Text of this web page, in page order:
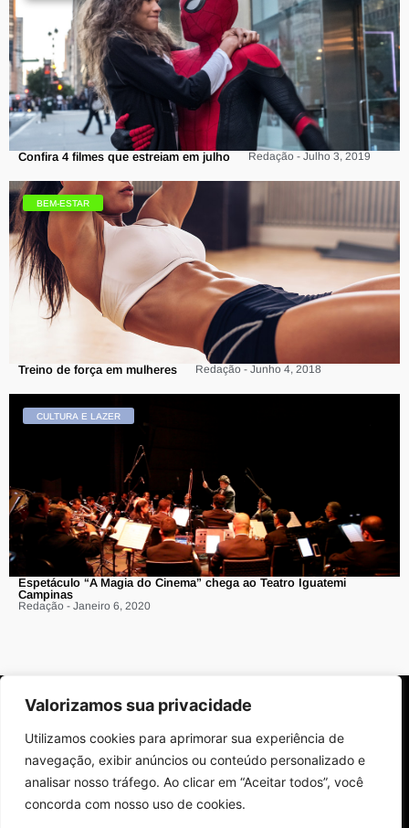
Valorizamos sua privacidade
Utilizamos cookies para aprimorar sua experiência de
navegação, exibir anúncios ou conteúdo personalizado e
analisar nosso tráfego. Ao clicar em “Aceitar todos”, você
concorda com nosso uso de cookies.
Confira 4 filmes que estreiam em julho Redação - Julho 3, 2019
BEM-ESTAR
Treino de força em mulheres Redação - Junho 4, 2018
CULTURA E LAZER
Espetáculo “A Magia do Cinema” chega ao Teatro Iguatemi
Campinas
Redação - Janeiro 6, 2020
Sobre NósEdições da RevistaComo Anunciar